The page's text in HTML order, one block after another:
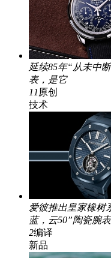
延续85年“从未中
表，是它
11 原创
技术
爱彼推出皇家橡树
蓝，云50”陶瓷腕表
2编译
新品